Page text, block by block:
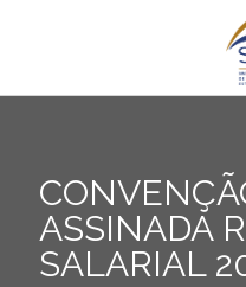
ASSINADA
SALARIAL